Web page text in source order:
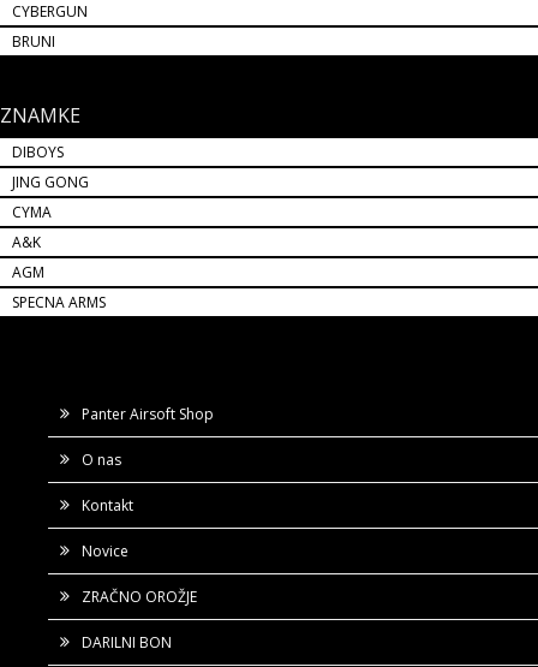
CYBERGUN
BRUNI
ZNAMKE
DIBOYS
JING GONG
CYMA
A&K
AGM
SPECNA ARMS
Panter Airsoft Shop
O nas
Kontakt
Novice
ZRAČNO OROŽJE
DARILNI BON